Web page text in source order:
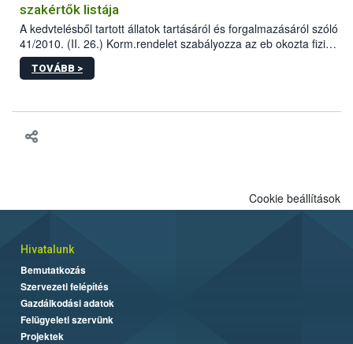
szakértők listája
A kedvtelésből tartott állatok tartásáról és forgalmazásáról szóló
41/2010. (II. 26.) Korm.rendelet szabályozza az eb okozta fizikai
sérülés, illetve ennek veszélye keletkezésekor felmerülő
hatósági feladatokat, valamint a veszélyes eb tartását és annak
TOVÁBB >
Cookie beállítások
Hivatalunk
Bemutatkozás
Szervezeti felépítés
Gazdálkodási adatok
Felügyeleti szervünk
Projektek